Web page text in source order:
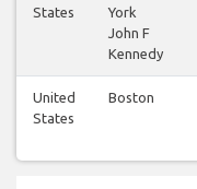
States
York
John F
Kennedy
United
States
Boston